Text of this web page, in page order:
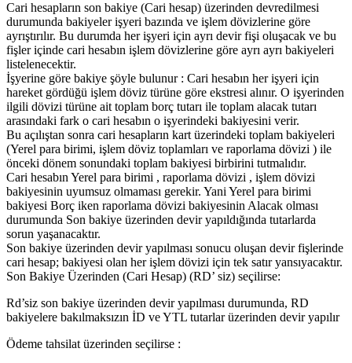
Cari hesapların son bakiye (Cari hesap) üzerinden devredilmesi
durumunda bakiyeler işyeri bazında ve işlem dövizlerine göre
ayrıştırılır. Bu durumda her işyeri için ayrı devir fişi oluşacak ve bu
fişler içinde cari hesabın işlem dövizlerine göre ayrı ayrı bakiyeleri
listelenecektir.
İşyerine göre bakiye şöyle bulunur : Cari hesabın her işyeri için
hareket gördüğü işlem döviz türüne göre ekstresi alınır. O işyerinden
ilgili dövizi türüne ait toplam borç tutarı ile toplam alacak tutarı
arasındaki fark o cari hesabın o işyerindeki bakiyesini verir.
Bu açılıştan sonra cari hesapların kart üzerindeki toplam bakiyeleri
(Yerel para birimi, işlem döviz toplamları ve raporlama dövizi ) ile
önceki dönem sonundaki toplam bakiyesi birbirini tutmalıdır.
Cari hesabın Yerel para birimi , raporlama dövizi , işlem dövizi
bakiyesinin uyumsuz olmaması gerekir. Yani Yerel para birimi
bakiyesi Borç iken raporlama dövizi bakiyesinin Alacak olması
durumunda Son bakiye üzerinden devir yapıldığında tutarlarda
sorun yaşanacaktır.
Son bakiye üzerinden devir yapılması sonucu oluşan devir fişlerinde
cari hesap; bakiyesi olan her işlem dövizi için tek satır yansıyacaktır.
Son Bakiye Üzerinden (Cari Hesap) (RD’ siz) seçilirse:
Rd’siz son bakiye üzerinden devir yapılması durumunda, RD
bakiyelere bakılmaksızın İD ve YTL tutarlar üzerinden devir yapılır
Ödeme tahsilat üzerinden seçilirse :